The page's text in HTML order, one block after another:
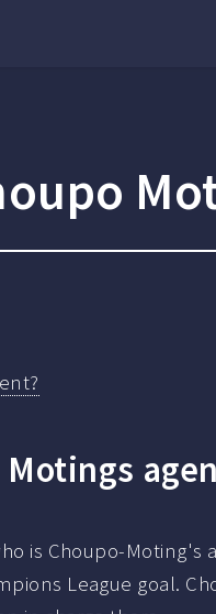
is Choupo-
League goal.